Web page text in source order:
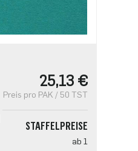
25,13 €
Preis pro PAK / 50 TST
STAFFELPREISE
ab 1